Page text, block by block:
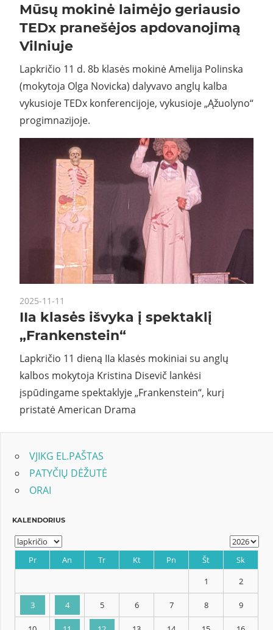
Mūsų mokinė laimėjo geriausio
TEDx pranešėjos apdovanojimą
Vilniuje
Lapkričio 11 d. 8b klasės mokinė Amelija Polinska
(mokytoja Olga Novicka) dalyvavo anglų kalba
vykusioje TEDx konferencijoje, vykusioje „Ąžuolyno“
progimnazijoje.
2025-11-11
IIa klasės išvyka į spektaklį
„Frankenstein“
Lapkričio 11 dieną IIa klasės mokiniai su anglų
kalbos mokytoja Kristina Disevič lankėsi
įspūdingame spektaklyje „Frankenstein“, kurį
pristatė American Drama
VJIKG EL.PAŠTAS
PATYČIŲ DĖŽUTĖ
ORAI